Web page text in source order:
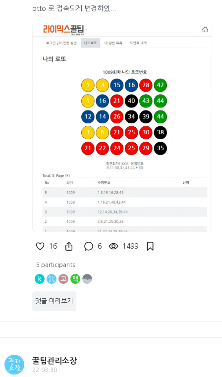
otto 로 접속되게 변경하였...
16 6 1499
5 participants
k 고 맥
댓글 미리보기
꿀팁관리소장
22.03.30